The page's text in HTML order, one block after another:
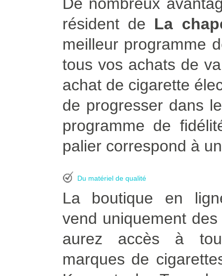
résident de La
meilleur programme
tous vos achats de
achat de cigarette
de progresser dans
programme de
palier correspond à
Du matériel de qualité
La boutique en
vend uniquement
aurez accès à
marques de